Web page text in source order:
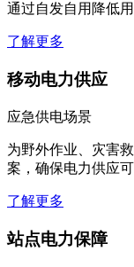
通过自发自用降低
了解更多
移动电力供应
应急供电场景
为野外作业、灾害
案，确保电力供应可
了解更多
站点电力保障